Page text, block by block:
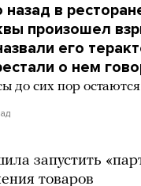
в
произошел
его
о нем
до сих пор остаются
запустить
товаров